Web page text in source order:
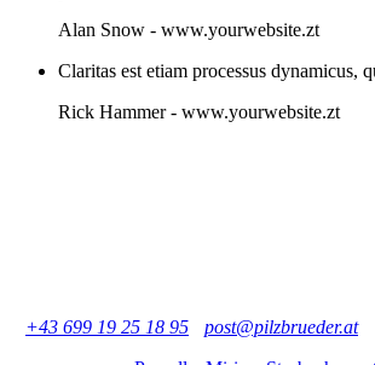
Alan Snow - www.yourwebsite.zt
Claritas est etiam processus dynamicus,
Rick Hammer- www.yourwebsite.zt
+43 699 19 25 18 95
post@pilzbrueder.at